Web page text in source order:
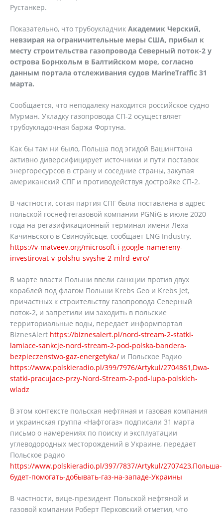
Рустанкер.
Показательно, что трубоукладчик Академик Черский,
невзирая на ограничительные меры США, прибыл к
месту строительства газопровода Северный поток-2 у
острова Борнхольм в Балтийском море, согласно
данным портала отслеживания судов MarineTraffic 31
марта.
Сообщается, что неподалеку находится российское судно
Мурман. Укладку газопровода СП-2 осуществляет
трубоукладочная баржа Фортуна.
Как бы там ни было, Польша под эгидой Вашингтона
активно диверсифицирует источники и пути поставок
энергоресурсов в страну и соседние страны, закупая
американский СПГ и противодействуя достройке СП-2.
В частности, сотая партия СПГ была поставлена в адрес
польской госнефтегазовой компании PGNiG в июле 2020
года на регазификационный терминал имени Леха
Качиньского в Свиноуйсьце, сообщает LNG Industry,
https://v-matveev.org/microsoft-i-google-namereny-
investirovat-v-polshu-svyshe-2-mlrd-evro/
В марте власти Польши ввели санкции против двух
кораблей под флагом Польши Krebs Geo и Krebs Jet,
причастных к строительству газопровода Северный
поток-2, и запретили им заходить в польские
территориальные воды, передает информпортал
BiznesAlert https://biznesalert.pl/nord-stream-2-statki-
lamiace-sankcje-nord-stream-2-pod-polska-bandera-
bezpieczenstwo-gaz-energetyka/ и Польское Радио
https://www.polskieradio.pl/399/7976/Artykul/2704861,Dwa-
statki-pracujace-przy-Nord-Stream-2-pod-lupa-polskich-
wladz
В этом контексте польская нефтяная и газовая компания
и украинская группа «Нафтогаз» подписали 31 марта
письмо о намерениях по поиску и эксплуатации
углеводородных месторождений в Украине, передает
Польское радио
https://www.polskieradio.pl/397/7837/Artykul/2707423,Польша-
будет-помогать-добывать-газ-на-западе-Украины
В частности, вице-президент Польской нефтяной и
газовой компании Роберт Перковский отметил, что